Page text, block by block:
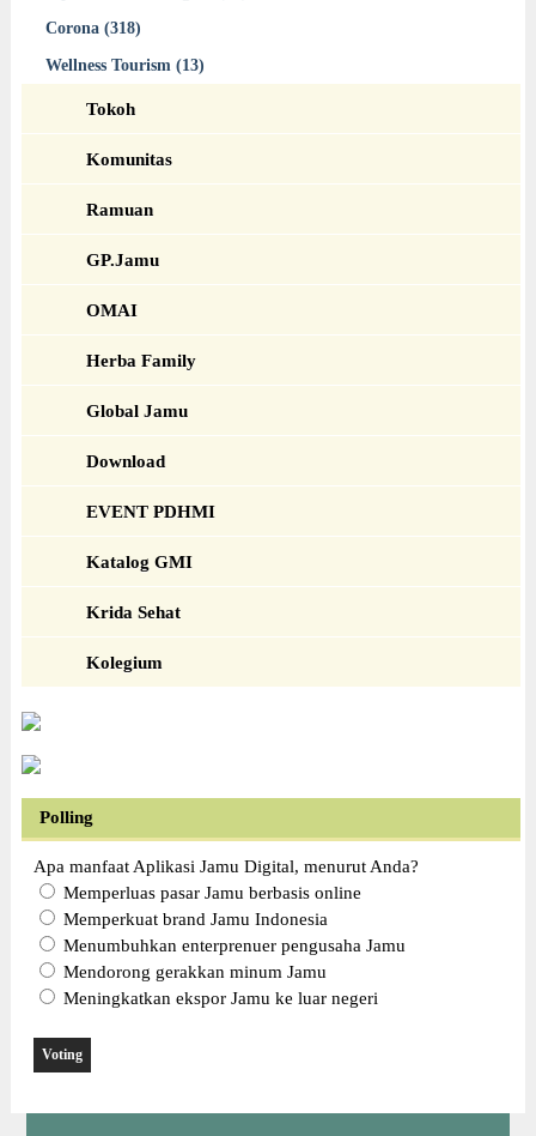
Corona (318)
Wellness Tourism (13)
Tokoh
Komunitas
Ramuan
GP.Jamu
OMAI
Herba Family
Global Jamu
Download
EVENT PDHMI
Katalog GMI
Krida Sehat
Kolegium
Polling
Apa manfaat Aplikasi Jamu Digital, menurut Anda?
Memperluas pasar Jamu berbasis online
Memperkuat brand Jamu Indonesia
Menumbuhkan enterprenuer pengusaha Jamu
Mendorong gerakkan minum Jamu
Meningkatkan ekspor Jamu ke luar negeri